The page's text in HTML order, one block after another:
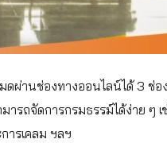
ผ่านช่องทางออนไลน์ได้ 3 ช่อ
ารถจัดการกรมธรรม์ได้ง่าย ๆ
ารเคลม ฯลฯ